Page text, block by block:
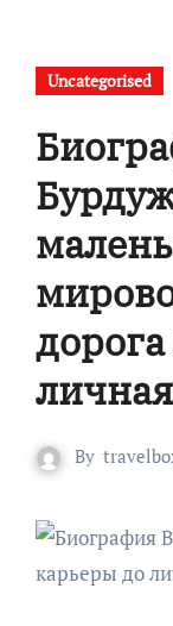
Uncategorised
By